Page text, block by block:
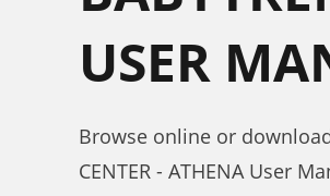
USER
Browse online or download
CENTER - ATHENA User